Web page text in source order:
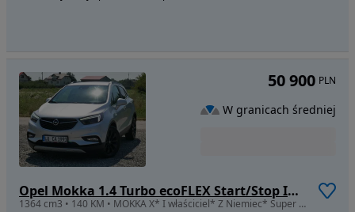
Opel Mokka 1.4 Turbo ecoFLEX Start/Stop Innovation
1364 cm3 • 140 KM • MOKKA X* I właściciel* Z Niemiec* Super Stan* Niski Przebieg!!*
50 900 PLN
W granicach średniej